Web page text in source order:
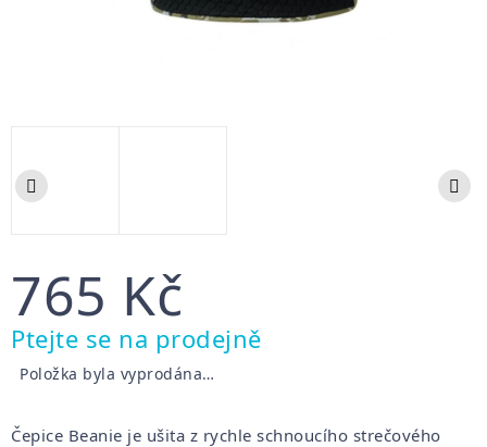
765 Kč
Měrná
cena:
Ptejte se na prodejně
Položka byla vyprodána…
Čepice Beanie je ušita z rychle schnoucího strečového